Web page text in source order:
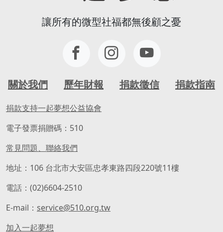
讓所有的微型社福都無後顧之憂
關於我們 歷年財報 捐款徵信 捐款指南
捐款支持一起夢想公益協會
電子發票捐贈碼：510
常見問題、聯絡我們
地址：106 台北市大安區忠孝東路四段220號11樓
電話：(02)6604-2510
E-mail： service@510.org.tw
加入一起夢想